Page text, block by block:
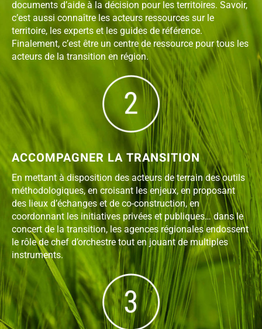
documents d’aide à la décision pour les territoires. Savoir,
c’est aussi connaître les acteurs ressources sur le
territoire, les experts et les guides de référence.
Finalement, c’est être un centre de ressource pour tous les
acteurs de la transition en région.
ACCOMPAGNER LA TRANSITION
En mettant à disposition des acteurs de terrain des outils
méthodologiques, en croisant les enjeux, en proposant
des lieux d’échanges et de co-construction, en
coordonnant les initiatives privées et publiques… dans le
concert de la transition, les agences régionales endossent
le rôle de chef d’orchestre tout en jouant de multiples
instruments.